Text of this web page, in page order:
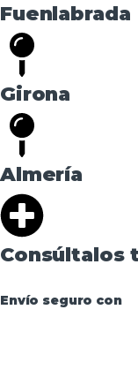
Fuenlabrada
Girona
Almería
Consúltalos
Envío seguro con